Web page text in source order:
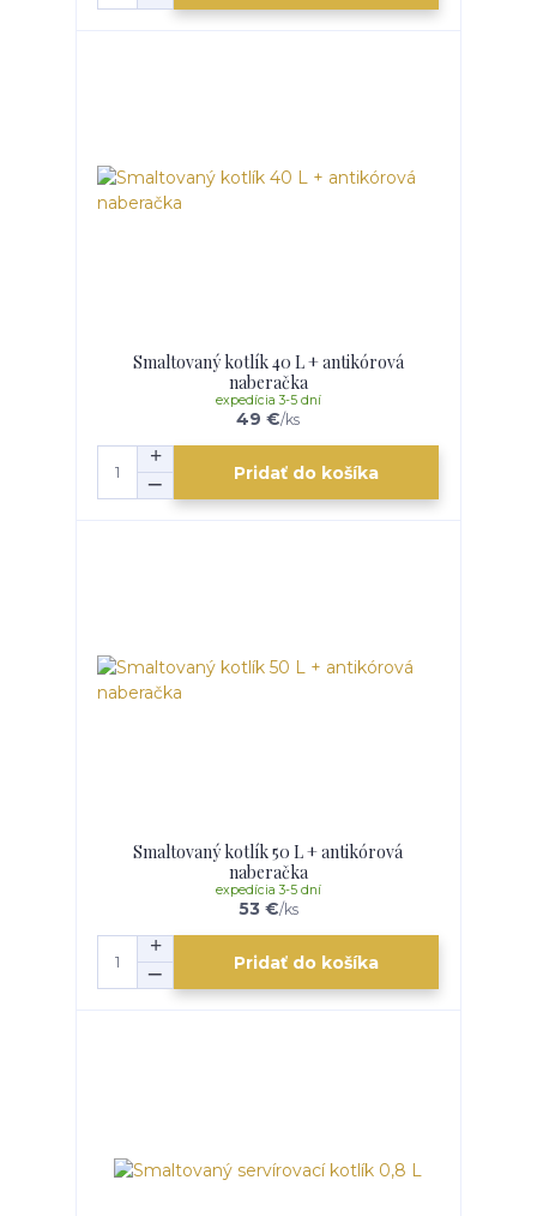
Smaltovaný kotlík 40 L + antikórová
naberačka
49 €/ks
expedícia 3-5 dní
Pridať do košíka
Smaltovaný kotlík 50 L + antikórová
naberačka
53 €/ks
expedícia 3-5 dní
Pridať do košíka